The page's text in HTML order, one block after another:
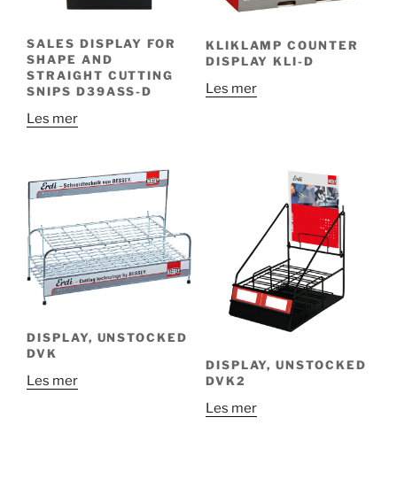
SALES DISPLAY FOR
SHAPE AND
STRAIGHT CUTTING
SNIPS D39ASS-D
Les mer
KLIKLAMP COUNTER
DISPLAY KLI-D
Les mer
DISPLAY, UNSTOCKED
DVK
Les mer
DISPLAY, UNSTOCKED
DVK2
Les mer